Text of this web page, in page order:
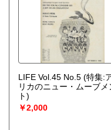
LIFE Vol.45 No.5 (特集:
リカのニュー・ムーブメ
ト)
￥2,000